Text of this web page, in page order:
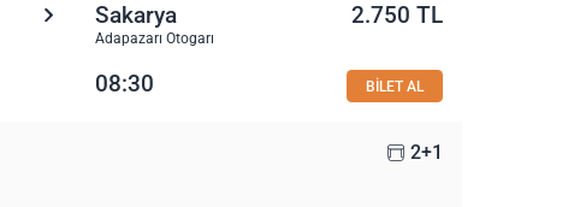
Sakarya
Adapazarı Otogarı
2.750 TL
08:30 BİLET AL
2+1